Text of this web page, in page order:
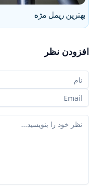
بهترین ریمل مژه
افزودن نظر
نام شما
ایمیل شما
نظر شما